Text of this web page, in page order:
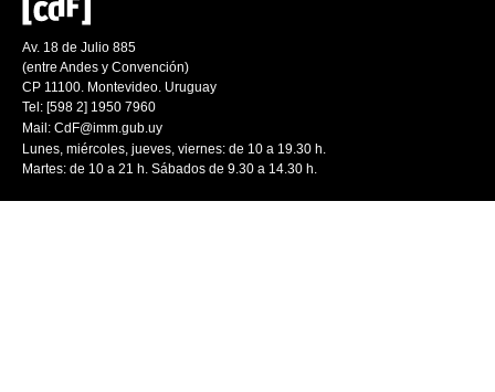
Av. 18 de Julio 885
(entre Andes y Convención)
CP 11100. Montevideo. Uruguay
Tel: [598 2] 1950 7960
Mail: CdF@imm.gub.uy
Lunes, miércoles, jueves, viernes: de 10 a 19.30 h.
Martes: de 10 a 21 h. Sábados de 9.30 a 14.30 h.